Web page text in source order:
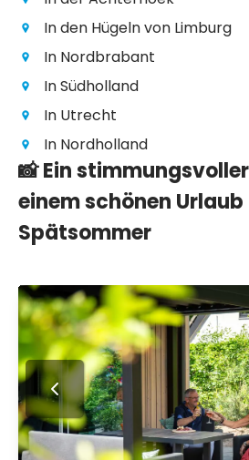
In den Hügeln von Limburg
In Nordbrabant
In Südholland
In Utrecht
In Nordholland
📸 Ein
einem schönen
Spätsommer